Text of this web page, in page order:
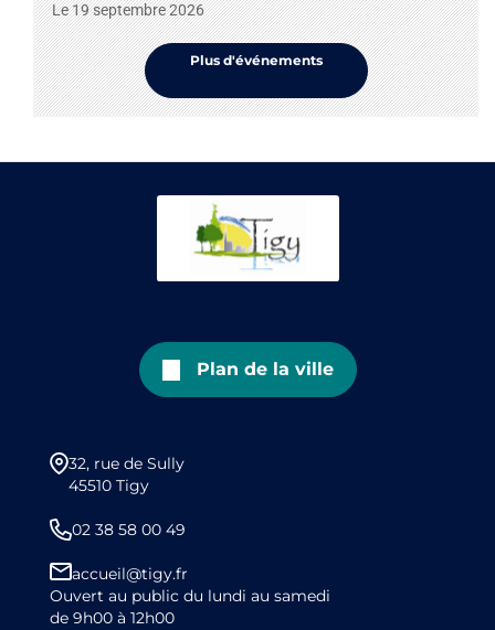
Le 19 septembre 2026
Plus d'événements
Plan de la ville
32, rue de Sully
45510 Tigy
02 38 58 00 49
accueil@tigy.fr
Ouvert au public du lundi au samedi
de 9h00 à 12h00